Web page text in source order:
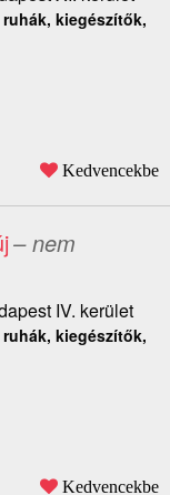
kiegészítők,
Kedvencekbe
– nem
IV. kerület
kiegészítők,
Kedvencekbe